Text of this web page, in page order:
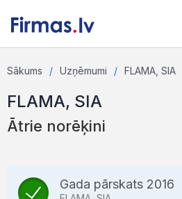
Sākums Uzņēmumi FLAMA, SIA
FLAMA, SIA
Ātrie norēķini
Gada pārskats 2016